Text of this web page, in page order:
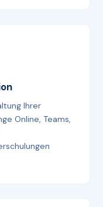
Ihrer
Online, Teams,